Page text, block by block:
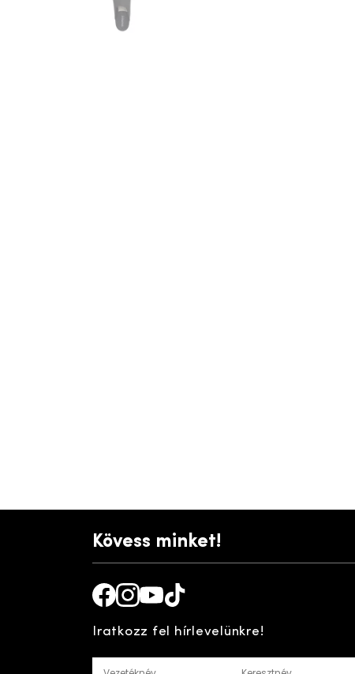
Kövess minket!
Iratkozz fel hírlevelünkre!